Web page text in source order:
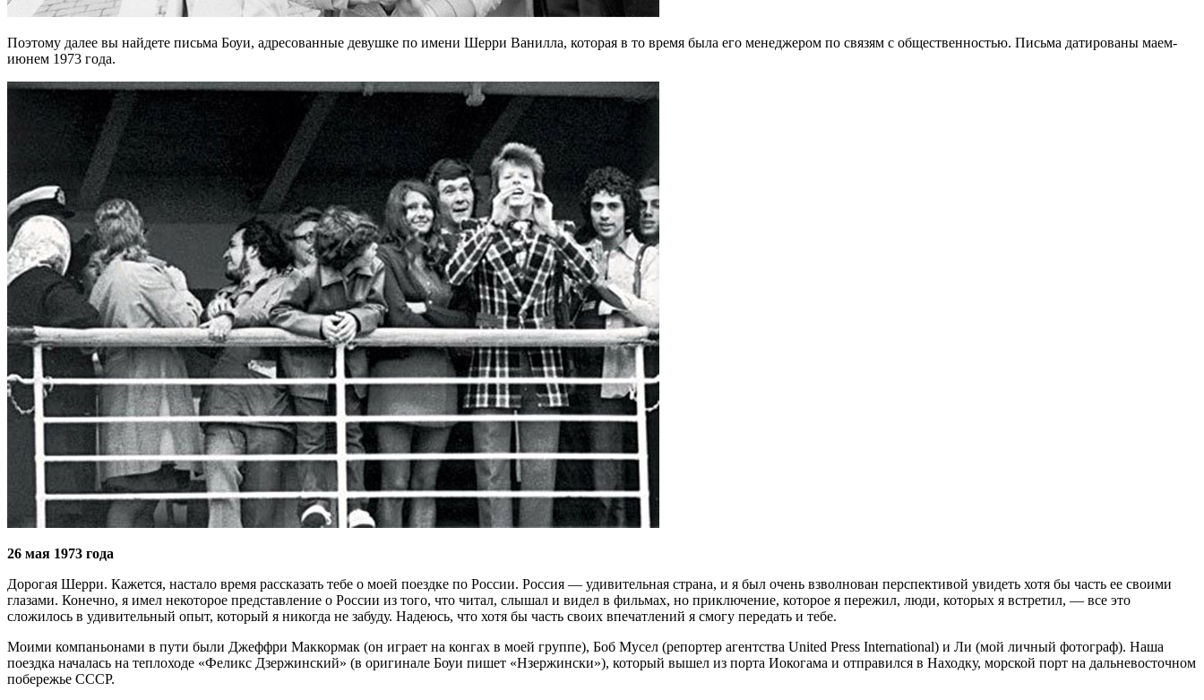
Поэтому далее вы найдете письма Боуи, адресованные девушке по имени Шерри Ванилла, которая в то время была его менеджером по связям с общественностью. Письма датированы маем-
июнем 1973 года.
26 мая 1973 года
Дорогая Шерри. Кажется, настало время рассказать тебе о моей поездке по России. Россия — удивительная страна, и я был очень взволнован перспективой увидеть хотя бы часть ее своими
глазами. Конечно, я имел некоторое представление о России из того, что читал, слышал и видел в фильмах, но приключение, которое я пережил, люди, которых я встретил, — все это
сложилось в удивительный опыт, который я никогда не забуду. Надеюсь, что хотя бы часть своих впечатлений я смогу передать и тебе.
Моими компаньонами в пути были Джеффри Маккормак (он играет на конгах в моей группе), Боб Мусел (репортер агентства United Press International) и Ли (мой личный фотограф). Наша
поездка началась на теплоходе «Феликс Дзержинский» (в оригинале Боуи пишет «Нзержински»), который вышел из порта Иокогама и отправился в Находку, морской порт на дальневосточном
побережье СССР.